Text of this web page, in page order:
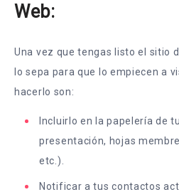
Web:
Una vez que tengas listo el sitio
lo sepa para que lo empiecen a
hacerlo son:
Incluirlo en la papelería de
presentación, hojas
etc.).
Notificar a tus contactos